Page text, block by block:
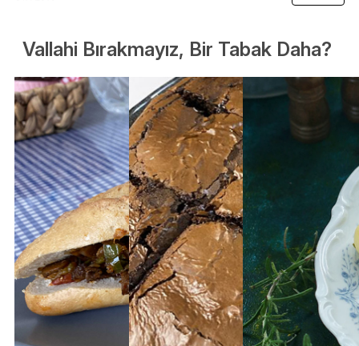
Vallahi Bırakmayız, Bir Tabak Daha?